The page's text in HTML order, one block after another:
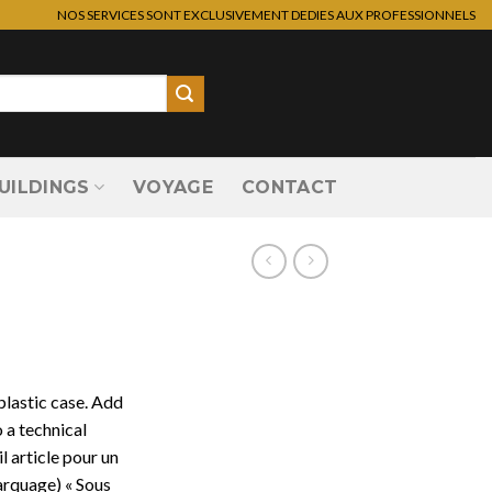
NOS SERVICES SONT EXCLUSIVEMENT DEDIES AUX PROFESSIONNELS
VOYAGE CONTACT
case. Add
a technical
article pour un
« Sous